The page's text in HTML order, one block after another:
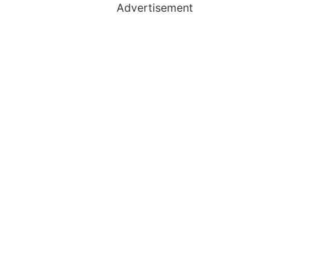
Advertisement